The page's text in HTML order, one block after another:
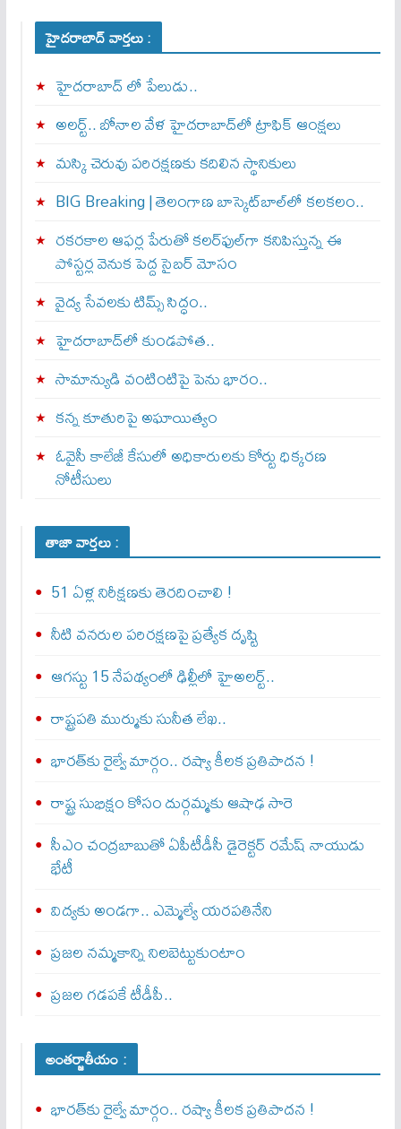
హైదరాబాద్ వార్తలు :
హైదరాబాద్ లో పేలుడు..
అలర్ట్‌.. బోనాల వేళ హైదరాబాద్‌లో ట్రాఫిక్‌ ఆంక్షలు
మస్కి చెరువు పరిరక్షణకు కదిలిన స్థానికులు
BIG Breaking | తెలంగాణ బాస్కెట్‌బాల్‌లో కలకలం..
రకరకాల ఆఫర్ల పేరుతో కలర్‌ఫుల్‌గా కనిపిస్తున్న ఈ
పోస్టర్ల వెనుక పెద్ద సైబర్ మోసం
వైద్య సేవలకు టిమ్స్‌ సిద్ధం..
హైదరాబాద్‌లో కుండపోత..
సామాన్యుడి వంటింటిపై పెను భారం..
కన్న కూతురిపై అఘాయిత్యం
ఓవైసీ కాలేజీ కేసులో అధికారులకు కోర్టు ధిక్కరణ
నోటీసులు
తాజా వార్తలు :
51 ఏళ్ల నిరీక్షణకు తెరదించాలి !
నీటి వనరుల పరిరక్షణపై ప్రత్యేక దృష్టి
ఆగస్టు 15 నేపథ్యంలో ఢిల్లీలో హైఅలర్ట్..
రాష్ట్రపతి ముర్ముకు సునీత లేఖ..
భారత్‌కు రైల్వే మార్గం.. రష్యా కీలక ప్రతిపాదన !
రాష్ట్ర సుభిక్షం కోసం దుర్గమ్మకు ఆషాఢ సారె
సీఎం చంద్రబాబుతో ఏపీటీడీసీ డైరెక్టర్‌ రమేష్‌ నాయుడు
భేటీ
విద్యకు అండగా.. ఎమ్మెల్యే యరపతినేని
ప్రజల నమ్మకాన్ని నిలబెట్టుకుంటాం
ప్రజల గడపకే టీడీపీ..
అంతర్జాతీయం :
భారత్‌కు రైల్వే మార్గం.. రష్యా కీలక ప్రతిపాదన !